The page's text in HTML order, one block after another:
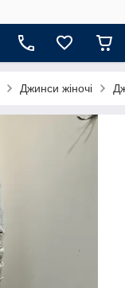
Джинси жіночі